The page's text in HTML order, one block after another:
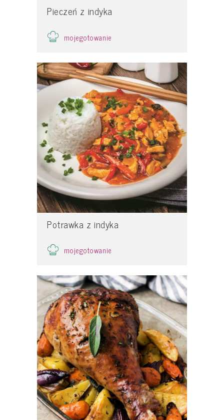
Pieczeń z indyka
mojegotowanie
Potrawka z indyka
mojegotowanie